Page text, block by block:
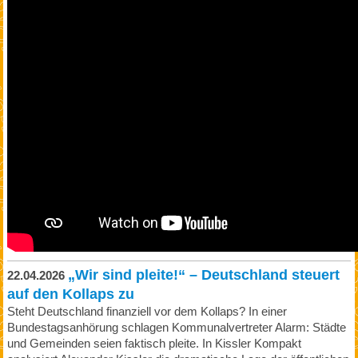
22.04.2026 „Wir sind pleite!“ – Deutschland steuert
auf den Kollaps zu
Steht Deutschland finanziell vor dem Kollaps? In einer
Bundestagsanhörung schlagen Kommunalvertreter Alarm: Städte
und Gemeinden seien faktisch pleite. In Kissler Kompakt